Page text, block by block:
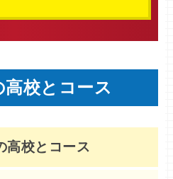
高校とコース
高校とコース